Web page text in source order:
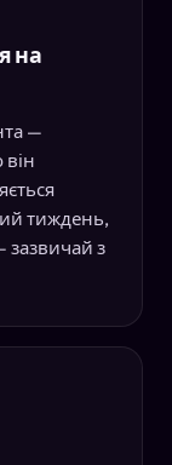
на
—
він
тиждень,
зазвичай з